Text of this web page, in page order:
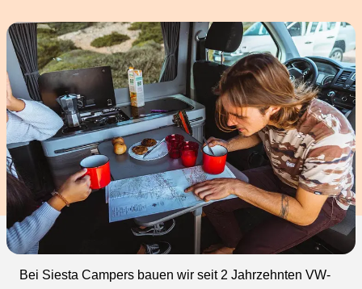
Bei Siesta Campers bauen wir seit 2 Jahrzehnten VW-